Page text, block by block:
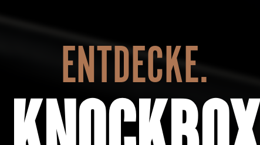
ENTDECKE.